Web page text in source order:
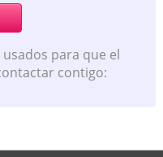
para que el
contigo: